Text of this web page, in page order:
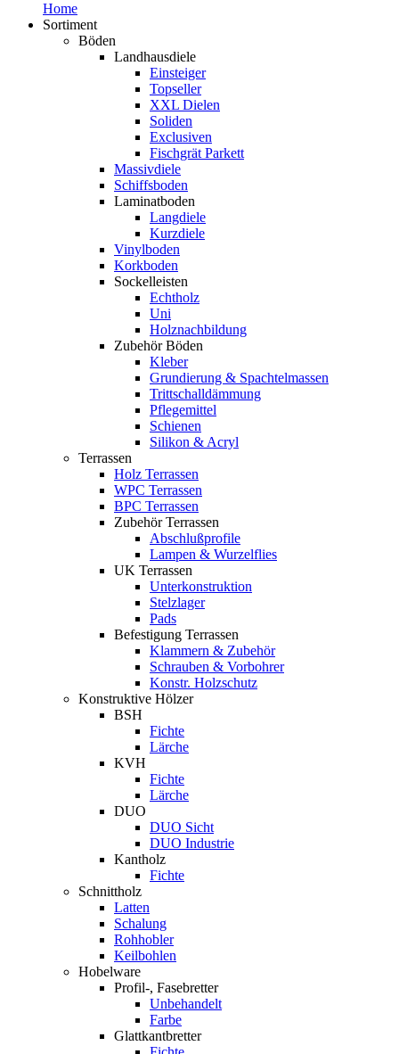
Home
Sortiment
Böden
Landhausdiele
Einsteiger
Topseller
XXL Dielen
Soliden
Exclusiven
Fischgrät Parkett
Massivdiele
Schiffsboden
Laminatboden
Langdiele
Kurzdiele
Vinylboden
Korkboden
Sockelleisten
Echtholz
Uni
Holznachbildung
Zubehör Böden
Kleber
Grundierung & Spachtelmassen
Trittschalldämmung
Pflegemittel
Schienen
Silikon & Acryl
Terrassen
Holz Terrassen
WPC Terrassen
BPC Terrassen
Zubehör Terrassen
Abschlußprofile
Lampen & Wurzelflies
UK Terrassen
Unterkonstruktion
Stelzlager
Pads
Befestigung Terrassen
Klammern & Zubehör
Schrauben & Vorbohrer
Konstr. Holzschutz
Konstruktive Hölzer
BSH
Fichte
Lärche
KVH
Fichte
Lärche
DUO
DUO Sicht
DUO Industrie
Kantholz
Fichte
Schnittholz
Latten
Schalung
Rohhobler
Keilbohlen
Hobelware
Profil-, Fasebretter
Unbehandelt
Farbe
Glattkantbretter